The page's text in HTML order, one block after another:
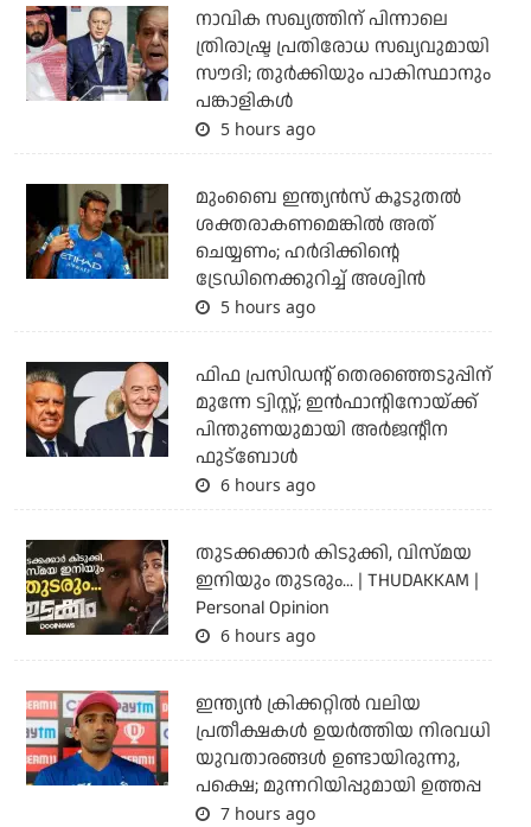
നാവിക സഖ്യത്തിന് പിന്നാലെ
ത്രിരാഷ്ട്ര പ്രതിരോധ സഖ്യവുമായി
സൗദി; തുര്‍ക്കിയും പാകിസ്ഥാനും
പങ്കാളികള്‍
5 hours ago
മുംബൈ ഇന്ത്യന്‍സ് കൂടുതല്‍
ശക്തരാകണമെങ്കില്‍ അത്
ചെയ്യണം; ഹര്‍ദിക്കിന്റെ
ട്രേഡിനെക്കുറിച്ച് അശ്വിന്‍
5 hours ago
ഫിഫ പ്രസിഡന്റ് തെരഞ്ഞെടുപ്പിന്
മുന്നേ ട്വിസ്റ്റ്; ഇന്‍ഫാന്റിനോയ്ക്ക്
പിന്തുണയുമായി അര്‍ജന്റീന
ഫുട്‌ബോള്‍
6 hours ago
തുടക്കക്കാര്‍ കിടുക്കി, വിസ്മയ
ഇനിയും തുടരും... | THUDAKKAM |
Personal Opinion
6 hours ago
ഇന്ത്യന്‍ ക്രിക്കറ്റില്‍ വലിയ
പ്രതീക്ഷകള്‍ ഉയര്‍ത്തിയ നിരവധി
യുവതാരങ്ങള്‍ ഉണ്ടായിരുന്നു,
പക്ഷെ; മുന്നറിയിപ്പുമായി ഉത്തപ്പ
7 hours ago